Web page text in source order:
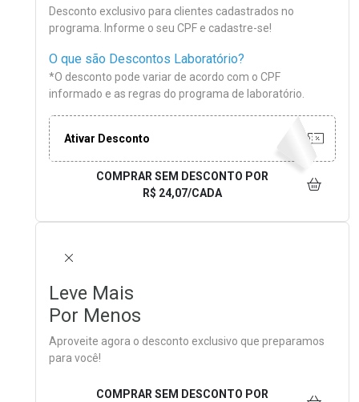
Desconto exclusivo para clientes cadastrados no
programa. Informe o seu CPF e cadastre-se!
O que são Descontos Laboratório?
*O desconto pode variar de acordo com o CPF
informado e as regras do programa de laboratório.
Ativar Desconto
COMPRAR SEM DESCONTO POR
R$ 24,07/CADA
FECHAR
Leve Mais
Por Menos
Aproveite agora o desconto exclusivo que preparamos
para você!
COMPRAR SEM DESCONTO POR